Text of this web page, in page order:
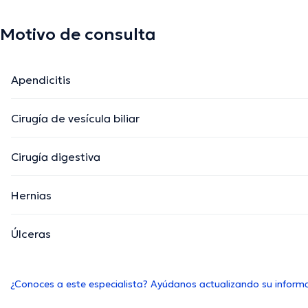
Motivo de consulta
Apendicitis
Cirugía de vesícula biliar
Cirugía digestiva
Hernias
Úlceras
¿Conoces a este especialista? Ayúdanos actualizando su